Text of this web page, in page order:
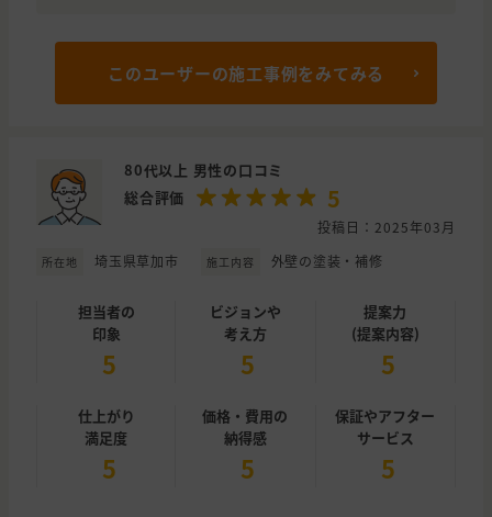
このユーザーの施工事例をみてみる
80代以上 男性の口コミ
総合評価
5
投稿日：2025年03月
所在地 埼玉県草加市 施工内容 外壁の塗装・補修
担当者の
印象
5
ビジョンや
考え方
5
提案力
(提案内容)
5
仕上がり
満足度
5
価格・費用の
納得感
5
保証やアフター
サービス
5